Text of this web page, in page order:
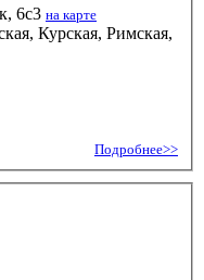
6с3 на карте
Курская, Римская,
Подробнее>>